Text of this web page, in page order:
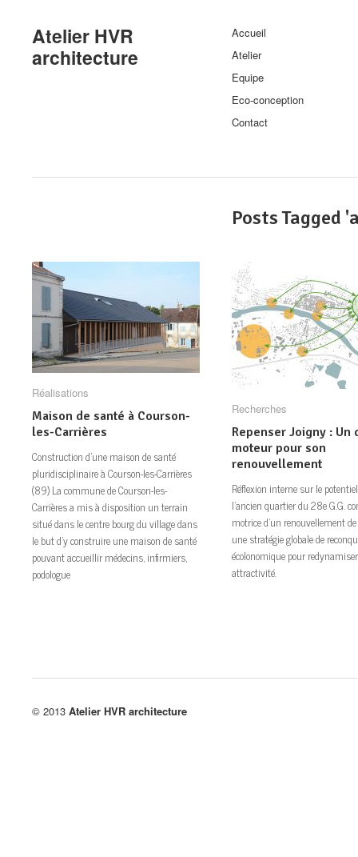
Atelier HVR
architecture
Accueil
Atelier
Equipe
Eco-conception
Contact
Posts Tagged '
Réalisations
Maison de santé à Courson-
les-Carrières
Construction d’une maison de santé
pluridisciplinaire à Courson-les-Carrières
(89) La commune de Courson-les-
Carrières a mis à disposition un terrain
situé dans le centre bourg du village dans
le but d’y construire une maison de santé
pouvant accueillir médecins, infirmiers,
podologue
Réalisations
Maison de santé à Courson-
les-Carrières
Recherches
Repenser Joigny : Un
moteur pour son
renouvellement
Réflexion interne sur le
l’ancien quartier du 28e G.G.
motrice d’un renouvellement
une stratégie globale de
écolonomique pour
attractivité.
Recherches
Repenser Joigny :
pour son
© 2013 Atelier HVR architecture